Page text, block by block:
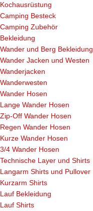
Kochausrüstung
Camping Besteck
Camping Zubehör
Bekleidung
Wander und Berg Bekleidung
Wander Jacken und Westen
Wanderjacken
Wanderwesten
Wander Hosen
Lange Wander Hosen
Zip-Off Wander Hosen
Regen Wander Hosen
Kurze Wander Hosen
3/4 Wander Hosen
Technische Layer und Shirts
Langarm Shirts und Pullover
Kurzarm Shirts
Lauf Bekleidung
Lauf Shirts